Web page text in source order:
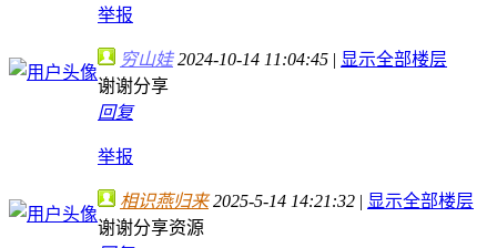
举报
穷山娃2024-10-14 11:04:45 | 显示全部楼层
谢谢分享
回复
举报
相识燕归来2025-5-14 14:21:32 | 显示全部楼层
谢谢分享资源